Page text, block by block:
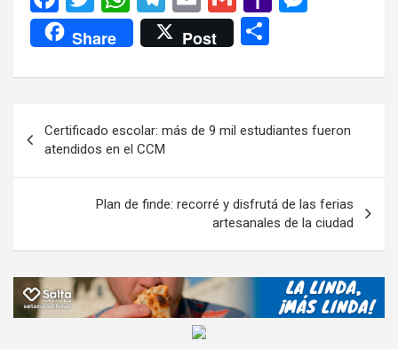
a
ce
b
o
k
wi
tt
er
h
at
s
p
p
el
e
gr
m
m
ail
m
ail
o
M
ail
n
er
Share Post
m
p
ar
tir
de
entradas
Certificado escolar: más de 9 mil estudiantes fueron
atendidos en el CCM
Plan de finde: recorré y disfrutá de las ferias
artesanales de la ciudad